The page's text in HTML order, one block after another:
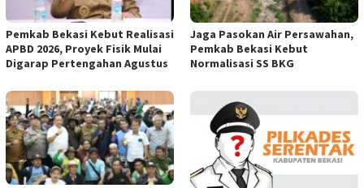
Pemkab Bekasi Kebut Realisasi
APBD 2026, Proyek Fisik Mulai
Digarap Pertengahan Agustus
Jaga Pasokan Air Persawahan,
Pemkab Bekasi Kebut
Normalisasi SS BKG